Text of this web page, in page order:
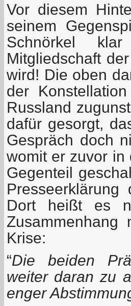
Vor diesem
seinem
Schnörkel
Mitgliedschaft
wird! Die oben
der
Russland
dafür gesorgt,
Gespräch doch
womit er zuvor in
Gegenteil
Dort heißt es
Krise:
“Die beiden
weiter daran zu
enger